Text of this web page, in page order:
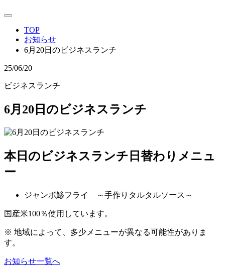
TOP
お知らせ
6月20日のビジネスランチ
25/06/20
ビジネスランチ
6月20日のビジネスランチ
本日のビジネスランチ日替わりメニュ
ー
ジャンボ鯵フライ ～手作りタルタルソース～
国産米100％使用しています。
※ 地域によって、多少メニューが異なる可能性がありま
す。
お知らせ一覧へ